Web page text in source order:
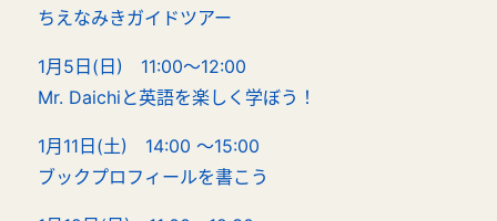
ちえなみきガイドツアー
1月5日(日) 11:00～12:00
Mr. Daichiと英語を楽しく学ぼう！
1月11日(土) 14:00 ～15:00
ブックプロフィールを書こう